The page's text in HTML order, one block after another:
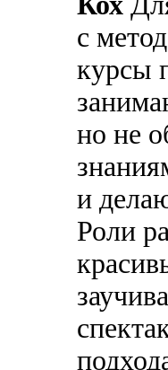
с
курсы
но не
и
Роли